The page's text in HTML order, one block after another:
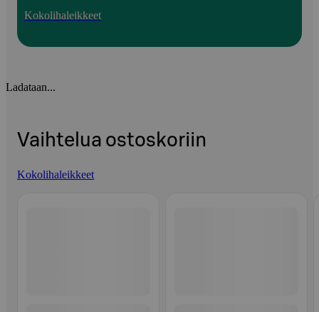
Kokolihaleikkeet
Ladataan...
Vaihtelua ostoskoriin
Kokolihaleikkeet